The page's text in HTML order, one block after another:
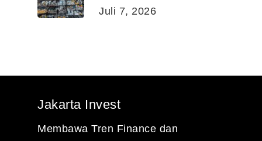
Juli 7, 2026
Jakarta Invest
Membawa Tren Finance dan